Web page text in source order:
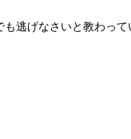
逃げなさいと教わって